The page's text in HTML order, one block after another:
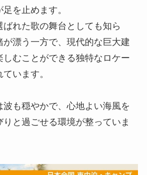
を止めます。
ばれた歌の舞台としても知ら
が漂う一方で、現代的な巨大建
しむことができる独特なロケー
います。
波も穏やかで、心地よい海風を
と過ごせる環境が整っていま